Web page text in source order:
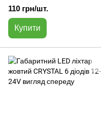
110 грн/шт.
Купити